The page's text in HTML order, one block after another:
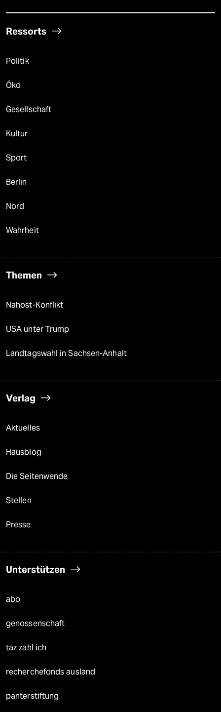
Ressorts
Politik
Öko
Gesellschaft
Kultur
Sport
Berlin
Nord
Wahrheit
Themen
Nahost-Konflikt
USA unter Trump
Landtagswahl in Sachsen-Anhalt
Verlag
Aktuelles
Hausblog
Die Seitenwende
Stellen
Presse
Unterstützen
abo
genossenschaft
taz zahl ich
recherchefonds ausland
panterstiftung